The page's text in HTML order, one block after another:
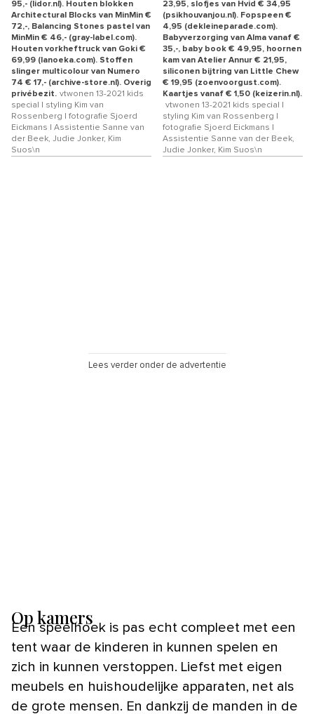
95,- (lidor.nl). Houten blokken
Architectural Blocks van MinMin €
72,-, Balancing Stones pastel van
MinMin € 46,- (gray-label.com).
Houten vorkheftruck van Goki €
69,99 (lanoeka.com). Stoffen
slinger multicolour van Numero
74 € 17,- (archive-store.nl). Overig
privébezit. vtwonen 13-2021 kids
special | styling Kim van
Rossenberg | fotografie Sjoerd
Eickmans | Assistentie Sanne van
der Beek, Judie Jonker, Kim
Suos\n
23,95, slofjes van Hvid € 34,95
(psikhouvanjou.nl). Fopspeen €
4,95 (dekleineparade.com).
Babyverzorging van Alma vanaf €
35,-, baby book € 49,95, hoornen
kam van Atelier Annur € 21,95,
siliconen bijtring van Little Chew
€ 19,95 (zoenvoorgust.com).
Kaartjes vanaf € 1,50 (keizerin.nl).
vtwonen 13-2021 kids special |
styling Kim van Rossenberg |
fotografie Sjoerd Eickmans |
Assistentie Sanne van der Beek,
Judie Jonker, Kim Suos\n
Lees verder onder de advertentie
Op kamers
Een speelhoek is pas echt compleet met een
tent waar de kinderen in kunnen spelen en
zich in kunnen verstoppen. Liefst met eigen
meubels en huishoudelijke apparaten, net als
de grote mensen. En dankzij de manden in de